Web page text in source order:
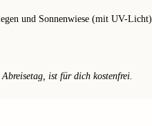
und Sonnenwiese (mit UV-Licht)
ist für dich kostenfrei.